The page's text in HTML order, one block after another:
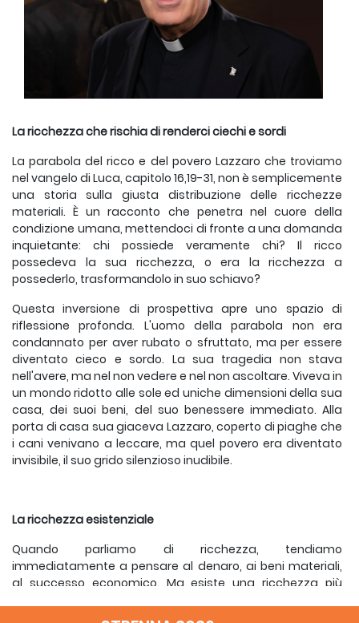
La ricchezza che rischia di renderci ciechi e sordi
La parabola del ricco e del povero Lazzaro che troviamo
nel vangelo di Luca, capitolo 16,19-31, non è semplicemente
una storia sulla giusta distribuzione delle ricchezze
materiali. È un racconto che penetra nel cuore della
condizione umana, mettendoci di fronte a una domanda
inquietante: chi possiede veramente chi? Il ricco
possedeva la sua ricchezza, o era la ricchezza a
possederlo, trasformandolo in suo schiavo?
Questa inversione di prospettiva apre uno spazio di
riflessione profonda. L'uomo della parabola non era
condannato per aver rubato o sfruttato, ma per essere
diventato cieco e sordo. La sua tragedia non stava
nell'avere, ma nel non vedere e nel non ascoltare. Viveva in
un mondo ridotto alle sole ed uniche dimensioni della sua
casa, dei suoi beni, del suo benessere immediato. Alla
porta di casa sua giaceva Lazzaro, coperto di piaghe che
i cani venivano a leccare, ma quel povero era diventato
invisibile, il suo grido silenzioso inudibile.
La ricchezza esistenziale
Quando parliamo di ricchezza, tendiamo
immediatamente a pensare al denaro, ai beni materiali,
al successo economico. Ma esiste una ricchezza più
sta bene, di chi ha trovato il proprio spazio di comfort, di